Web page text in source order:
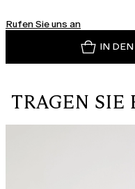
Rufen Sie uns an
IN
TRAGEN SIE